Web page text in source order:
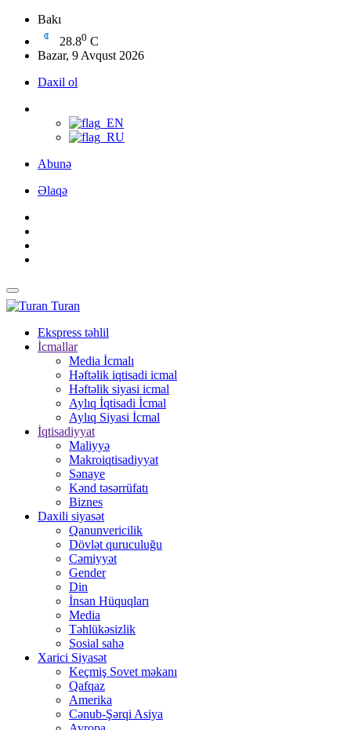
Bakı
28.80 C
Bazar, 9 Avqust 2026
Daxil ol
Abunə
Əlaqə
Turan
Ekspress təhlil
İcmallar
Media İcmalı
Həftəlik iqtisadi icmal
Həftəlik siyasi icmal
Aylıq İqtisadi İcmal
Aylıq Siyasi İcmal
İqtisadiyyat
Maliyyə
Makroiqtisadiyyat
Sənaye
Kənd təsərrüfatı
Biznes
Daxili siyasət
Qanunvericilik
Dövlət quruculuğu
Cəmiyyət
Gender
Din
İnsan Hüquqları
Media
Təhlükəsizlik
Sosial sahə
Xarici Siyasət
Keçmiş Sovet məkanı
Qafqaz
Amerika
Cənub-Şərqi Asiya